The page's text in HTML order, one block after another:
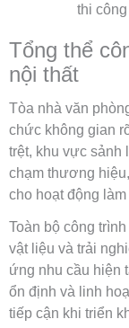
thi
Tổng thể
nội thất
Tòa nhà văn
chức không gian
trệt, khu vực sảnh
chạm thương
cho hoạt động
Toàn bộ công
vật liệu và trải
ứng nhu cầu hiện
ổn định và linh
tiếp cận khi triển